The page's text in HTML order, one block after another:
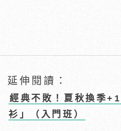
延伸閱讀：
經典不敗！夏秋換季
衫」（入門班）